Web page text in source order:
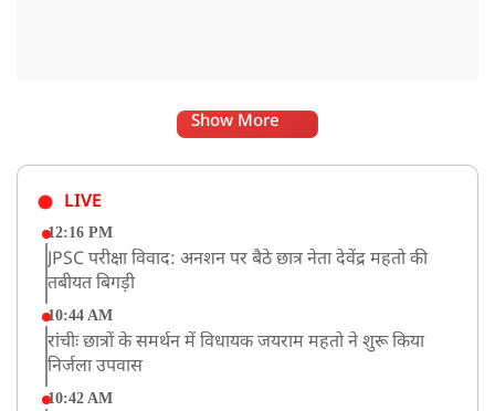
Show More
LIVE
12:16 PM
JPSC परीक्षा विवाद: अनशन पर बैठे छात्र नेता देवेंद्र महतो की
तबीयत बिगड़ी
10:44 AM
रांचीः छात्रों के समर्थन में विधायक जयराम महतो ने शुरू किया
निर्जला उपवास
10:42 AM